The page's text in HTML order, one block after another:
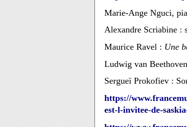
Marie-Ange Nguci,
Alexandre Scriabine :
Maurice Ravel : Une
Ludwig van
Sergueï Prokofiev :
https://
est-l-invitee-de-